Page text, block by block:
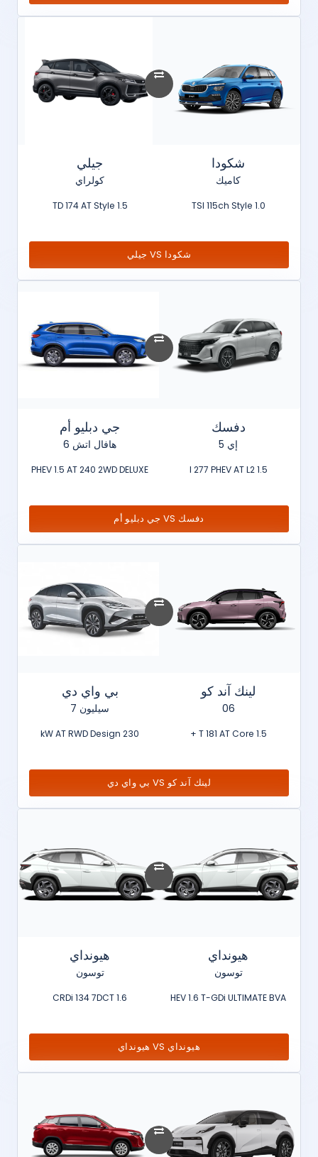
شكودا
كاميك
1.0 TSI 115ch Style
جيلي
كولراي
1.5 TD 174 AT Style
شكودا VS جيلي
دفسك
إي 5
1.5 l 277 PHEV AT L2
جي دبليو أم
هافال اتش 6
PHEV 1.5 AT 240 2WD DELUXE
دفسك VS جي دبليو أم
لينك آند كو
06
1.5 T 181 AT Core +
بي واي دي
سيليون 7
230 kW AT RWD Design
لينك آند كو VS بي واي دي
هيونداي
توسون
HEV 1.6 T-GDi ULTIMATE BVA
هيونداي
توسون
1.6 CRDi 134 7DCT
هيونداي VS هيونداي